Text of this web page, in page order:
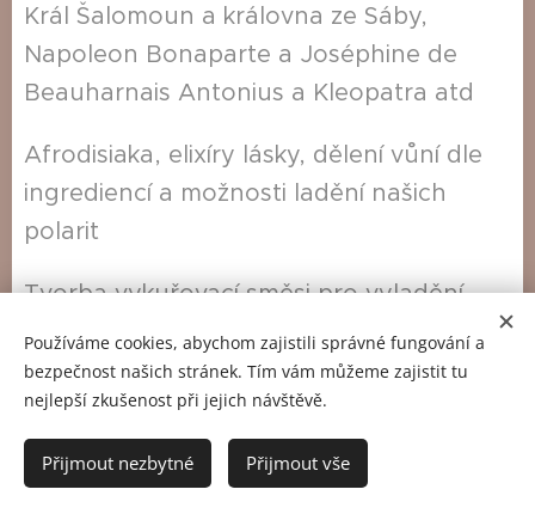
Král Šalomoun a královna ze Sáby,
Napoleon Bonaparte a Joséphine de
Beauharnais Antonius a Kleopatra atd
Afrodisiaka, elixíry lásky, dělení vůní dle
ingrediencí a možnosti ladění našich
polarit
Tvorba vykuřovací směsi pro vyladění
polarit
ÚNOR - STAROVĚKÉ VONNÉ NÁRODY A
JEJICH ODKAZ - Ibn Sina Isfahani
Používáme cookies, abychom zajistili správné fungování a
bezpečnost našich stránek. Tím vám můžeme zajistit tu
nejlepší zkušenost při jejich návštěvě.
Přijmout nezbytné Přijmout vše